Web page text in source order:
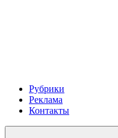
Рубрики
Реклама
Контакты